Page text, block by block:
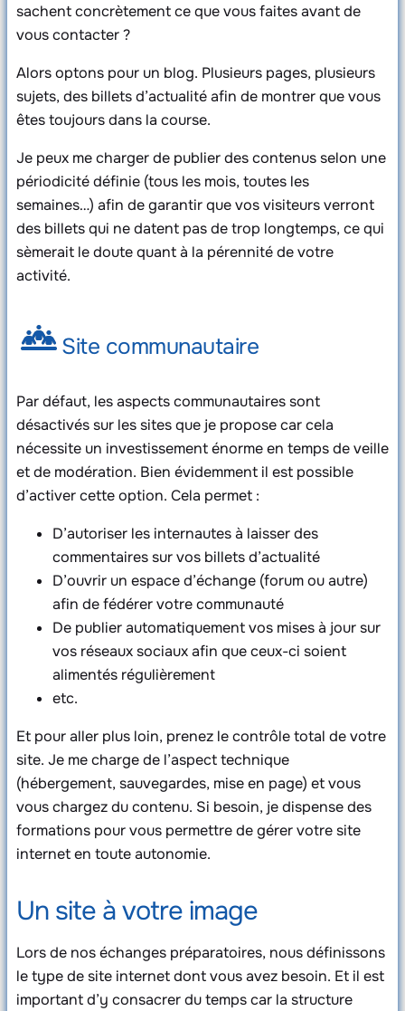
sachent concrètement ce que vous faites avant de
vous contacter ?
Alors optons pour un blog. Plusieurs pages, plusieurs
sujets, des billets d’actualité afin de montrer que vous
êtes toujours dans la course.
Je peux me charger de publier des contenus selon une
périodicité définie (tous les mois, toutes les
semaines…) afin de garantir que vos visiteurs verront
des billets qui ne datent pas de trop longtemps, ce qui
sèmerait le doute quant à la pérennité de votre
activité.
Site communautaire
Par défaut, les aspects communautaires sont
désactivés sur les sites que je propose car cela
nécessite un investissement énorme en temps de veille
et de modération. Bien évidemment il est possible
d’activer cette option. Cela permet :
D’autoriser les internautes à laisser des
commentaires sur vos billets d’actualité
D’ouvrir un espace d’échange (forum ou autre)
afin de fédérer votre communauté
De publier automatiquement vos mises à jour sur
vos réseaux sociaux afin que ceux-ci soient
alimentés régulièrement
etc.
Et pour aller plus loin, prenez le contrôle total de votre
site. Je me charge de l’aspect technique
(hébergement, sauvegardes, mise en page) et vous
vous chargez du contenu. Si besoin, je dispense des
formations pour vous permettre de gérer votre site
internet en toute autonomie.
Un site à votre image
Lors de nos échanges préparatoires, nous définissons
le type de site internet dont vous avez besoin. Et il est
important d’y consacrer du temps car la structure